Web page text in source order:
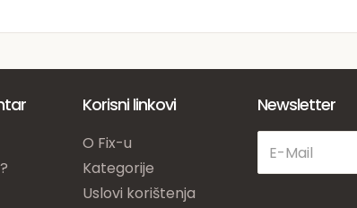
Korisni linkovi
O Fix-u
Kategorije
Uslovi korištenja
Newsletter